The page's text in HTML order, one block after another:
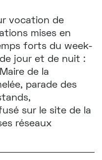
vocation de
mises en
forts du week-
jour et de nuit :
de la
parade des
sur le site de la
réseaux